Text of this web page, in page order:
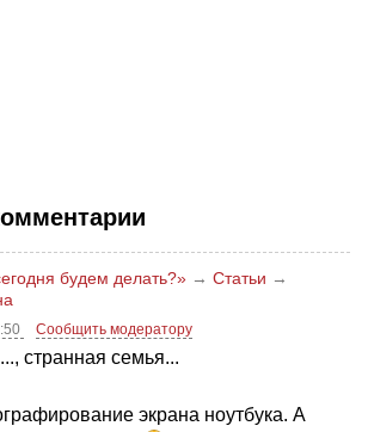
будем делать?» → Статьи →
Сообщить модератору
странная семья...
экрана ноутбука. А